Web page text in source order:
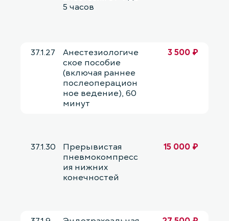
5 часов
37.1.27
Анестезиологиче
ское пособие
(включая раннее
послеоперацион
ное ведение), 60
минут
3 500 ₽
37.1.30
Прерывистая
пневмокомпресс
ия нижних
конечностей
15 000 ₽